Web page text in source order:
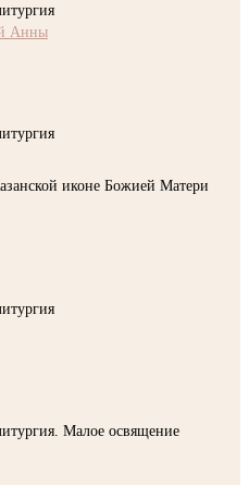
Анны
иконе Божией Матери
Малое освящение